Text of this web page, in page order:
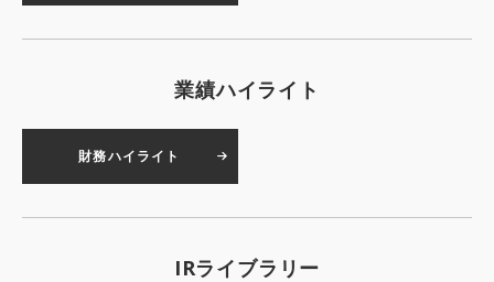
業績ハイライト
財務ハイライト
IRライブラリー